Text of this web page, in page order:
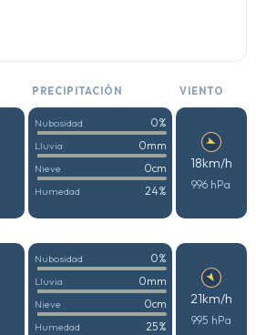
PRECIPITACIÓN VIENTO
Nubosidad 0%
Lluvia 0mm
Nieve 0cm
Humedad 24%
18km/h
996 hPa
Nubosidad 0%
Lluvia 0mm
Nieve 0cm
Humedad 25%
21km/h
995 hPa